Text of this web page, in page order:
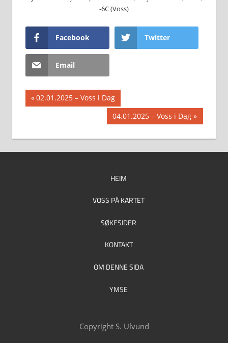
-6C (Voss)
Facebook Twitter
Email
Innleggsnavigasjon
Previous
Post:
02.01.2025 – Voss i Dag
Next
Post:
04.01.2025 – Voss i Dag
HEIM
VOSS PÅ KARTET
SØKESIDER
KONTAKT
OM DENNE SIDA
YMSE
Copyright S. Ulvund